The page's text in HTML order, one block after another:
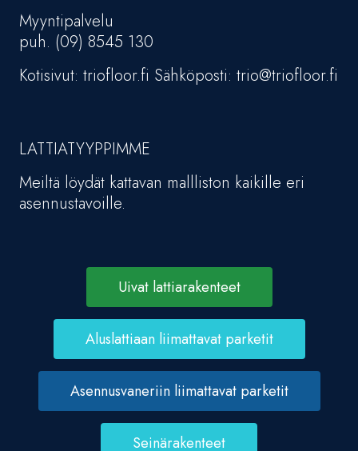
Myyntipalvelu
puh. (09) 8545 130
Kotisivut: triofloor.fi Sähköposti: trio@triofloor.fi
LATTIATYYPPIMME
Meiltä löydät kattavan mallliston kaikille eri
asennustavoille.
Uivat lattiarakenteet
Aluslattiaan liimattavat parketit
Asennusvaneriin liimattavat parketit
Seinärakenteet